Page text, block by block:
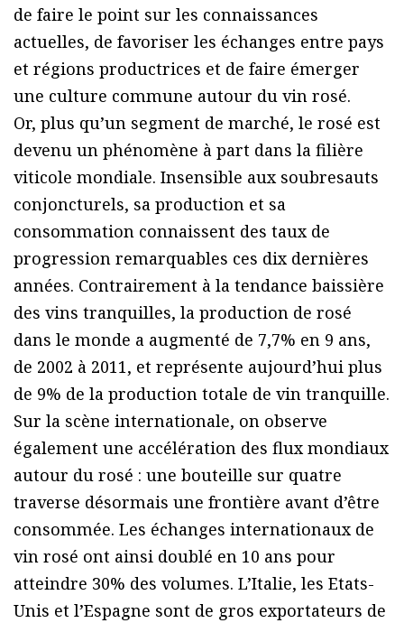
de faire le point sur les connaissances
actuelles, de favoriser les échanges entre pays
et régions productrices et de faire émerger
une culture commune autour du vin rosé.
Or, plus qu’un segment de marché, le rosé est
devenu un phénomène à part dans la filière
viticole mondiale. Insensible aux soubresauts
conjoncturels, sa production et sa
consommation connaissent des taux de
progression remarquables ces dix dernières
années. Contrairement à la tendance baissière
des vins tranquilles, la production de rosé
dans le monde a augmenté de 7,7% en 9 ans,
de 2002 à 2011, et représente aujourd’hui plus
de 9% de la production totale de vin tranquille.
Sur la scène internationale, on observe
également une accélération des flux mondiaux
autour du rosé : une bouteille sur quatre
traverse désormais une frontière avant d’être
consommée. Les échanges internationaux de
vin rosé ont ainsi doublé en 10 ans pour
atteindre 30% des volumes. L’Italie, les Etats-
Unis et l’Espagne sont de gros exportateurs de